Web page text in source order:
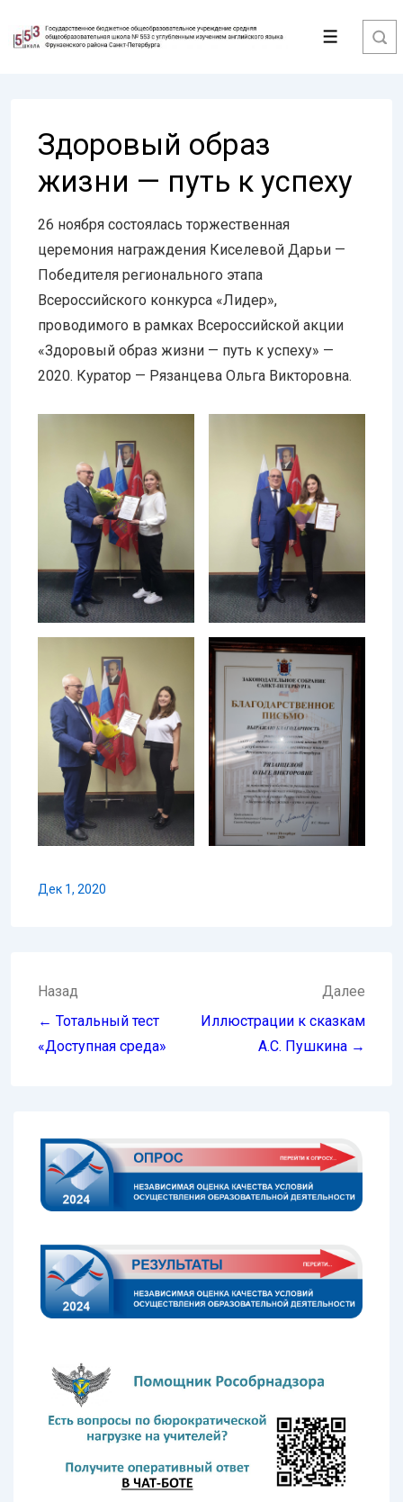
Перейти
Меню
Здоровый образ
жизни — путь к успеху
26 ноября состоялась торжественная
церемония награждения Киселевой Дарьи —
Победителя регионального этапа
Всероссийского конкурса «Лидер»,
проводимого в рамках Всероссийской акции
«Здоровый образ жизни — путь к успеху» —
2020. Куратор — Рязанцева Ольга Викторовна.
Дек 1, 2020
Навигация
по
записям
Назад
← Тотальный тест
«Доступная среда»
Далее
Иллюстрации к сказкам
А.С. Пушкина →